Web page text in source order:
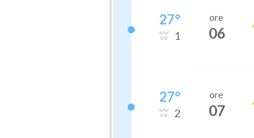
27°
1
ore
06
27°
2
ore
07